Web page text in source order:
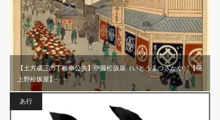
【土方歳三の丁稚奉公先】伊藤松坂屋（いとうまつざかや）【現
上野松坂屋】
あ行